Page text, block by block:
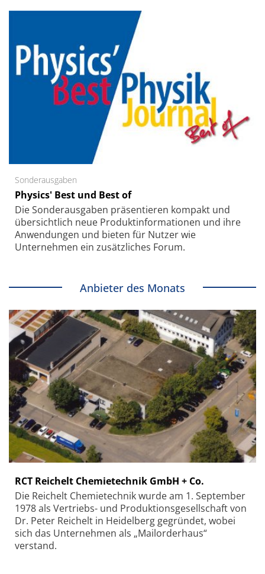
Sonderausgaben
Physics' Best und Best of
Die Sonder­ausgaben präsentieren kompakt und
übersichtlich neue Produkt­informationen und ihre
Anwendungen und bieten für Nutzer wie
Unternehmen ein zusätzliches Forum.
Anbieter des Monats
RCT Reichelt Chemietechnik GmbH + Co.
Die Reichelt Chemietechnik wurde am 1. September
1978 als Vertriebs- und Produktionsgesellschaft von
Dr. Peter Reichelt in Heidelberg gegründet, wobei
sich das Unternehmen als „Mailorderhaus“
verstand.